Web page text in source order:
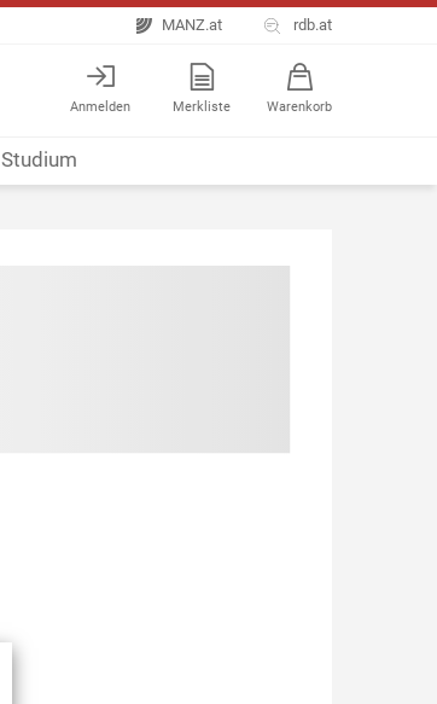
MANZ.at rdb.at
Anmelden Merkliste Warenkorb
Studium